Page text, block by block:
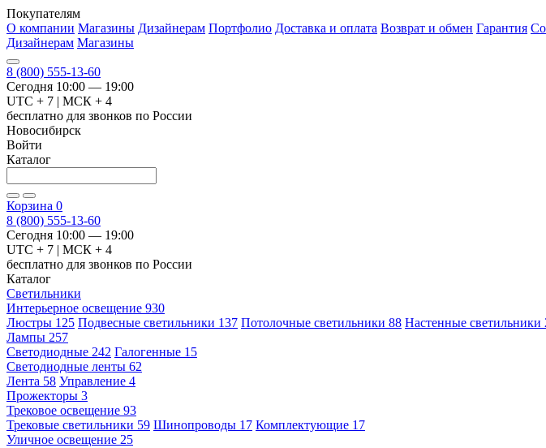
Покупателям
О компании Магазины Дизайнерам Портфолио Доставка и оплата Возврат и обмен Гарантия
Дизайнерам Магазины
8 (800) 555-13-60
Сегодня 10:00 — 19:00
UTC + 7 | МСК + 4
бесплатно для звонков по России
Новосибирск
Войти
Каталог
Корзина 0
8 (800) 555-13-60
Сегодня 10:00 — 19:00
UTC + 7 | МСК + 4
бесплатно для звонков по России
Каталог
Светильники
Интерьерное освещение 930
Люстры 125 Подвесные светильники 137 Потолочные светильники 88 Настенные светильники
Лампы 257
Светодиодные 242 Галогенные 15
Светодиодные ленты 62
Лента 58 Управление 4
Прожекторы 3
Трековое освещение 93
Трековые светильники 59 Шинопроводы 17 Комплектующие 17
Уличное освещение 25